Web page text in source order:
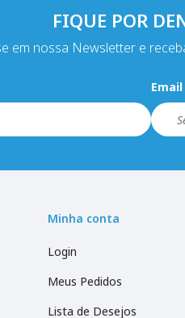
FIQUE POR
em nossa Newsletter e
Email
Minha conta
Login
Meus Pedidos
Lista de Desejos